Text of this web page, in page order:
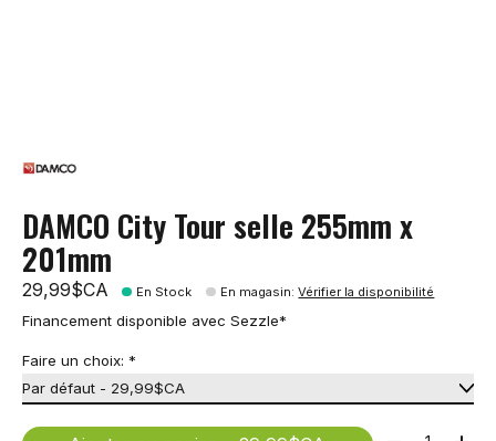
DAMCO City Tour selle 255mm x
201mm
29,99$CA En Stock En magasin:Vérifier la disponibilité
Financement disponible avec Sezzle*
Faire un choix: *